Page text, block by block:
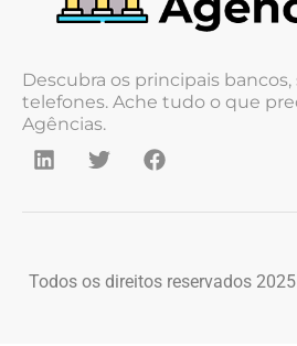
Descubra os principais
telefones. Ache tudo o que
Agências.
Todos os direitos reservados